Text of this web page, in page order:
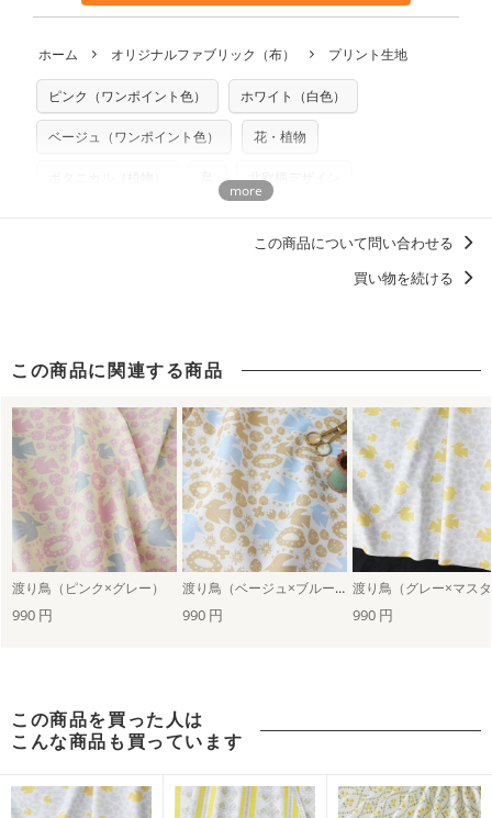
※カットを希望の方は備考欄に「50cmずつカット希望」など
ご記載ください（50cm単位でのカットのみ）
プリント布の仕様について もっと詳しく見る
※土日祝は営業日に含まれません。
※配送日のご指定は承れません。出来上がり次第、順次発送
も不要です。（製品化した際に起こる全ての問題、クレーム
いませんのでご了承ください）
※有料型紙（ホームソーイング型紙シリーズ）および柄がえ
らべるキットに付属された型紙は商用利用できませんのでご
注意ください。型紙自体の転用・販売および型紙を使用して
商用利用についての詳細はこちら
ホーム オリジナルファブリック（布） プリント生地
ピンク（ワンポイント色） ホワイト（白色）
ベージュ（ワンポイント色） 花・植物
北欧柄デザイン
この商品について問い合わせる
買い物を続ける
この商品に関連する商品
渡り鳥（ピンク×グレー） 渡り鳥（ベージュ×ブルー）
990 円 990 円 990 円
この商品を買った人は
こんな商品も買っています